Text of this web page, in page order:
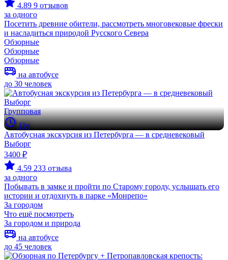
4.89 9 отзывов
за одного
Посетить древние обители, рассмотреть многовековые фрески
и насладиться природой Русского Севера
Обзорные
Обзорные
Обзорные
на автобусе
до 30 человек
Групповая
11ч
Автобусная экскурсия из Петербурга — в средневековый
Выборг
3400 ₽
4.59 233 отзыва
за одного
Побывать в замке и пройти по Старому городу, услышать его
истории и отдохнуть в парке «Монрепо»
За городом
Что ещё посмотреть
За городом и природа
на автобусе
до 45 человек